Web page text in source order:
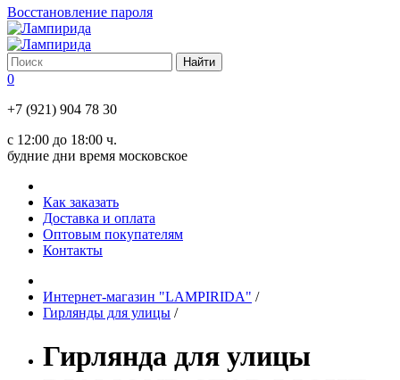
Восстановление пароля
0
+7 (921) 904 78 30
с 12:00 до 18:00 ч.
будние дни время московское
Как заказать
Доставка и оплата
Оптовым покупателям
Контакты
Интернет-магазин "LAMPIRIDA" /
Гирлянды для улицы /
Гирлянда для улицы